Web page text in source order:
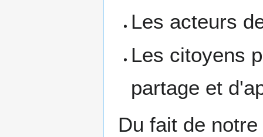
Les acteurs
Les citoyens
partage et
Du fait de